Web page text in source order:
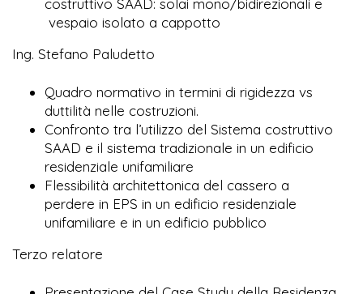
costruttivo SAAD: solai mono/bidirezionali e
vespaio isolato a cappotto
Ing. Stefano Paludetto
Quadro normativo in termini di rigidezza vs
duttilità nelle costruzioni.
Confronto tra l’utilizzo del Sistema costruttivo
SAAD e il sistema tradizionale in un edificio
residenziale unifamiliare
Flessibilità architettonica del cassero a
perdere in EPS in un edificio residenziale
unifamiliare e in un edificio pubblico
Terzo relatore